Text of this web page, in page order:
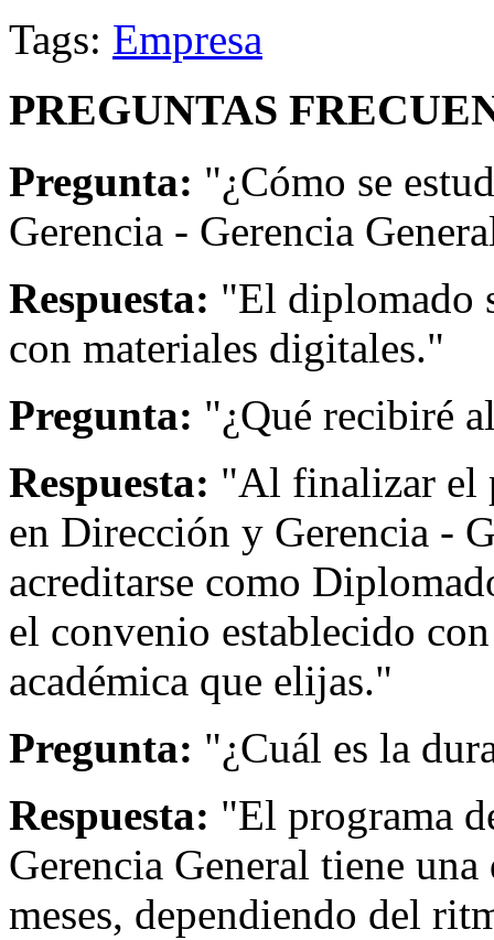
Tags: Empresa
PREGUNTAS
Pregunta: "¿Cómo se
Gerencia - Gerencia
Respuesta: "El diplomado
con materiales digitales."
Pregunta: "¿Qué recibiré
Respuesta: "Al finalizar el
en Dirección y Gerencia -
acreditarse como
el convenio establecido
académica que elijas."
Pregunta: "¿Cuál es la
Respuesta: "El programa
Gerencia General tiene
meses, dependiendo del